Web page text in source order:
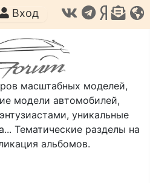
масштабных моделей,
модели автомобилей,
уникальные
Тематические разделы на
альбомов.
Вход